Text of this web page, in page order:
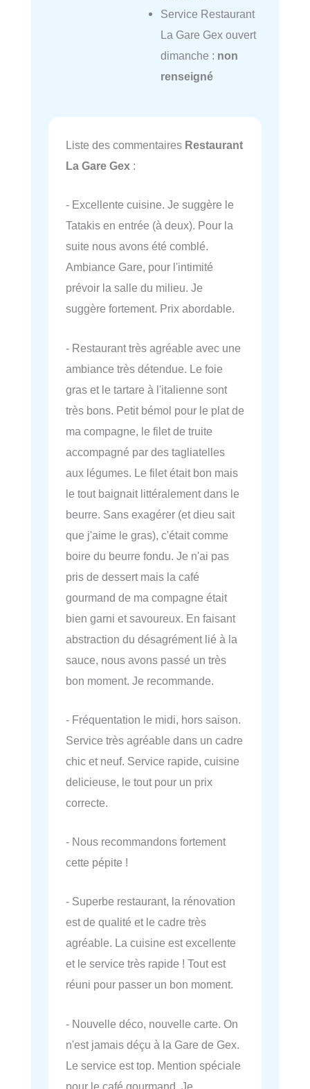
Service Restaurant
La Gare Gex ouvert
dimanche : non
renseigné
Liste des commentaires Restaurant
La Gare Gex :
- Excellente cuisine. Je suggère le
Tatakis en entrée (à deux). Pour la
suite nous avons été comblé.
Ambiance Gare, pour l'intimité
prévoir la salle du milieu. Je
suggère fortement. Prix abordable.
- Restaurant très agréable avec une
ambiance très détendue. Le foie
gras et le tartare à l'italienne sont
très bons. Petit bémol pour le plat de
ma compagne, le filet de truite
accompagné par des tagliatelles
aux légumes. Le filet était bon mais
le tout baignait littéralement dans le
beurre. Sans exagérer (et dieu sait
que j'aime le gras), c'était comme
boire du beurre fondu. Je n'ai pas
pris de dessert mais la café
gourmand de ma compagne était
bien garni et savoureux. En faisant
abstraction du désagrément lié à la
sauce, nous avons passé un très
bon moment. Je recommande.
- Fréquentation le midi, hors saison.
Service très agréable dans un cadre
chic et neuf. Service rapide, cuisine
delicieuse, le tout pour un prix
correcte.
- Nous recommandons fortement
cette pépite !
- Superbe restaurant, la rénovation
est de qualité et le cadre très
agréable. La cuisine est excellente
et le service très rapide ! Tout est
réuni pour passer un bon moment.
- Nouvelle déco, nouvelle carte. On
n'est jamais déçu à la Gare de Gex.
Le service est top. Mention spéciale
pour le café gourmand. Je